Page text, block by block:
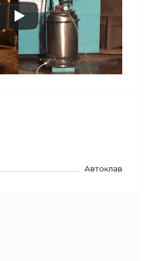
Автоклав